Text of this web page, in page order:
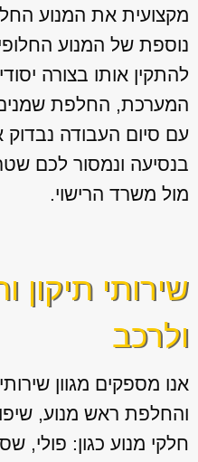
מקצועית את המנוע
נוספת של המנוע
להתקין אותו בצורה
המערכת, החלפת שמנים,
עם סיום העבודה נבדוק
בנסיעה ונמסור לכם
מול משרד הרישוי.
שירותי תיקון
ולרכב
אנו מספקים מגוון
והחלפת ראש מנוע,
חלקי מנוע כגון: פולי,